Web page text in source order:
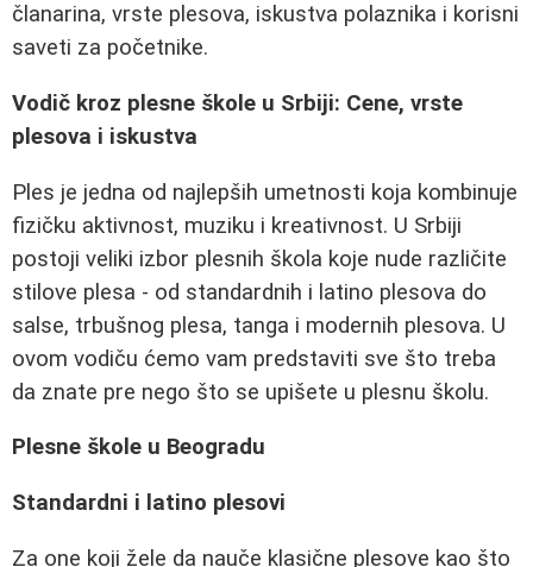
članarina, vrste plesova, iskustva polaznika i korisni
saveti za početnike.
Vodič kroz plesne škole u Srbiji: Cene, vrste
plesova i iskustva
Ples je jedna od najlepših umetnosti koja kombinuje
fizičku aktivnost, muziku i kreativnost. U Srbiji
postoji veliki izbor plesnih škola koje nude različite
stilove plesa - od standardnih i latino plesova do
salse, trbušnog plesa, tanga i modernih plesova. U
ovom vodiču ćemo vam predstaviti sve što treba
da znate pre nego što se upišete u plesnu školu.
Plesne škole u Beogradu
Standardni i latino plesovi
Za one koji žele da nauče klasične plesove kao što